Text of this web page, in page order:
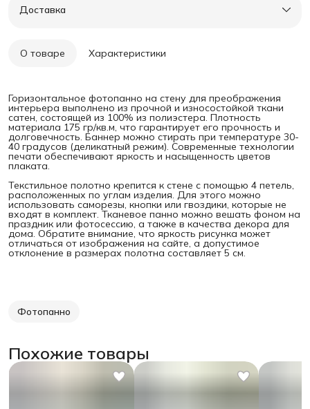
Доставка
О товаре Характеристики
Горизонтальное фотопанно на стену для преображения
интерьера выполнено из прочной и износостойкой ткани
сатен, состоящей из 100% из полиэстера. Плотность
материала 175 гр/кв.м, что гарантирует его прочность и
долговечность. Баннер можно стирать при температуре 30-
40 градусов (деликатный режим). Современные технологии
печати обеспечивают яркость и насыщенность цветов
плаката.
Текстильное полотно крепится к стене с помощью 4 петель,
расположенных по углам изделия. Для этого можно
использовать саморезы, кнопки или гвоздики, которые не
входят в комплект. Тканевое панно можно вешать фоном на
праздник или фотосессию, а также в качества декора для
дома. Обратите внимание, что яркость рисунка может
отличаться от изображения на сайте, а допустимое
отклонение в размерах полотна составляет 5 см.
Фотопанно
Похожие товары